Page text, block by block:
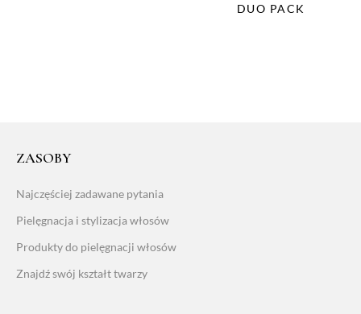
DUO PACK
ZASOBY
Najczęściej zadawane pytania
Pielęgnacja i stylizacja włosów
Produkty do pielęgnacji włosów
Znajdź swój kształt twarzy